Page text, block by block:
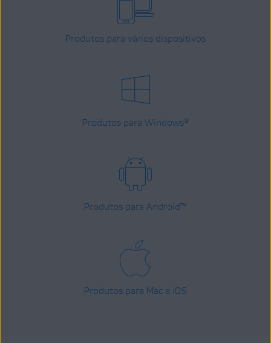
Produtos para vários dispositivos
Produtos para Windows®
Produtos para Android™
Produtos para Mac e iOS